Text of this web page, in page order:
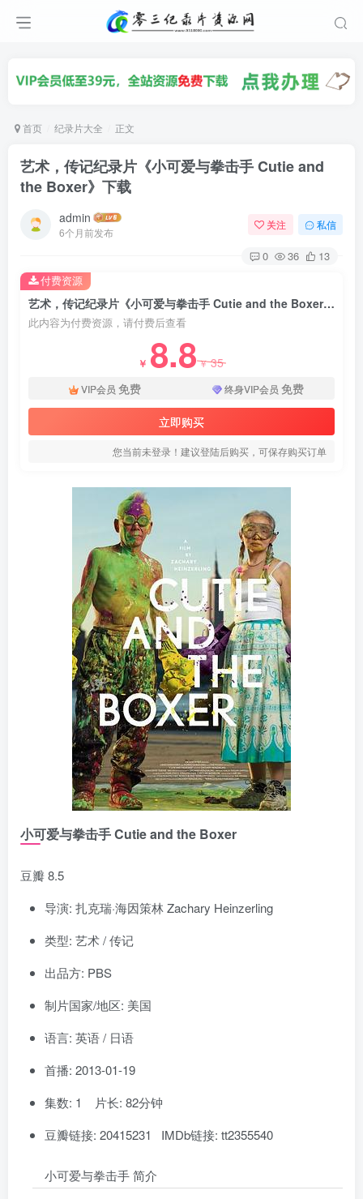
首页 纪录片大全 正文
艺术，传记纪录片《小可爱与拳击手 Cutie and
the Boxer》下载
admin
6个月前发布
关注 私信
0 36 13
艺术，传记纪录片《小可爱与拳击手 Cutie and the Boxer》下载
此内容为付费资源，请付费后查看
￥ 8.8￥35
VIP会员 免费 终身VIP会员 免费
立即购买
您当前未登录！建议登陆后购买，可保存购买订单
付费资源
小可爱与拳击手 Cutie and the Boxer
豆瓣 8.5
导演: 扎克瑞·海因策林 Zachary Heinzerling
类型: 艺术 / 传记
出品方: PBS
制片国家/地区: 美国
语言: 英语 / 日语
首播: 2013-01-19
集数: 1 片长: 82分钟
豆瓣链接: 20415231 IMDb链接: tt2355540
小可爱与拳击手 简介